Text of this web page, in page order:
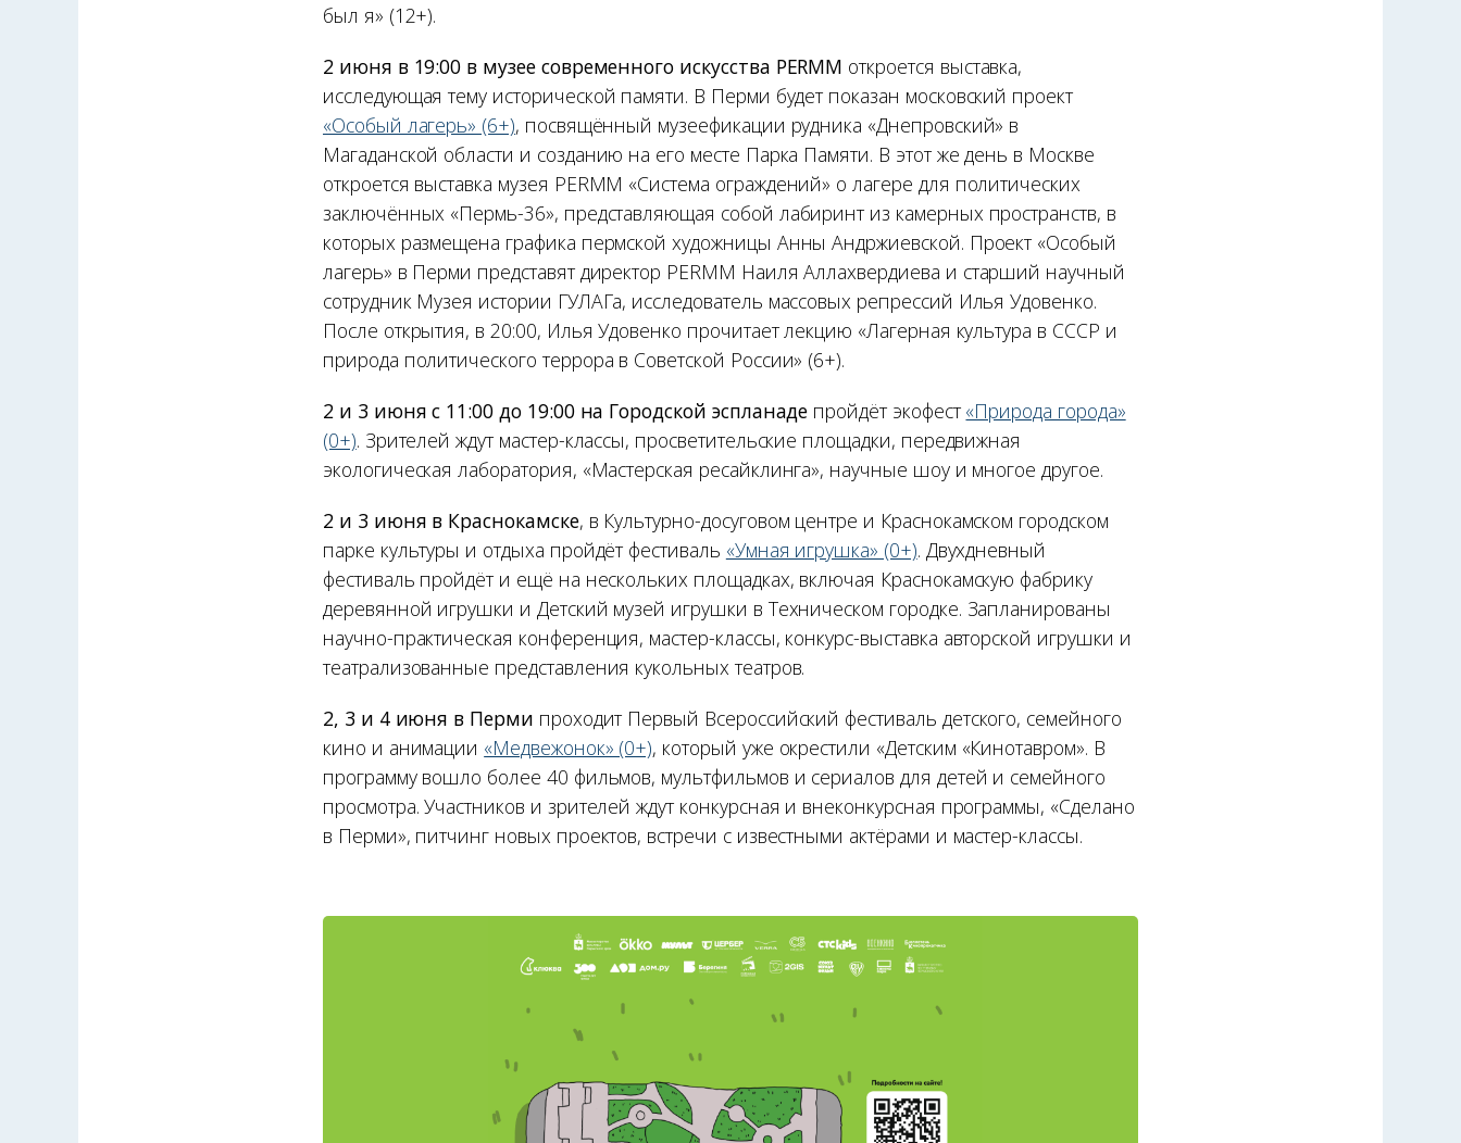
был я» (12+).
2 июня в 19:00 в музее современного искусства PERMM откроется выставка,
исследующая тему исторической памяти. В Перми будет показан московский проект
«Особый лагерь» (6+), посвящённый музеефикации рудника «Днепровский» в
Магаданской области и созданию на его месте Парка Памяти. В этот же день в Москве
откроется выставка музея PERMM «Система ограждений» о лагере для политических
заключённых «Пермь-36», представляющая собой лабиринт из камерных пространств, в
которых размещена графика пермской художницы Анны Андржиевской. Проект «Особый
лагерь» в Перми представят директор PERMM Наиля Аллахвердиева и старший научный
сотрудник Музея истории ГУЛАГа, исследователь массовых репрессий Илья Удовенко.
После открытия, в 20:00, Илья Удовенко прочитает лекцию «Лагерная культура в СССР и
природа политического террора в Советской России» (6+).
2 и 3 июня с 11:00 до 19:00 на Городской эспланаде пройдёт экофест «Природа города»
(0+). Зрителей ждут мастер-классы, просветительские площадки, передвижная
экологическая лаборатория, «Мастерская ресайклинга», научные шоу и многое другое.
2 и 3 июня в Краснокамске, в Культурно-досуговом центре и Краснокамском городском
парке культуры и отдыха пройдёт фестиваль «Умная игрушка» (0+). Двухдневный
фестиваль пройдёт и ещё на нескольких площадках, включая Краснокамскую фабрику
деревянной игрушки и Детский музей игрушки в Техническом городке. Запланированы
научно-практическая конференция, мастер-классы, конкурс-выставка авторской игрушки и
театрализованные представления кукольных театров.
2, 3 и 4 июня в Перми проходит Первый Всероссийский фестиваль детского, семейного
кино и анимации «Медвежонок» (0+), который уже окрестили «Детским «Кинотавром». В
программу вошло более 40 фильмов, мультфильмов и сериалов для детей и семейного
просмотра. Участников и зрителей ждут конкурсная и внеконкурсная программы, «Сделано
в Перми», питчинг новых проектов, встречи с известными актёрами и мастер-классы.